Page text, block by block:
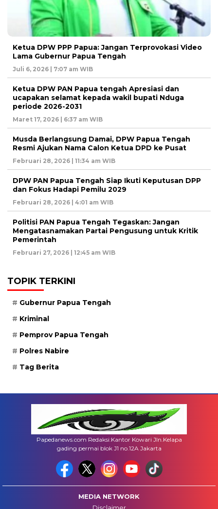
Ketua DPW PPP Papua: Jangan Terprovokasi Video
Lama Gubernur Papua Tengah
Juli 6, 2026 | 7:07 am WIB
Ketua DPW PAN Papua tengah Apresiasi dan
ucapakan selamat kepada wakil bupati Nduga
periode 2026-2031
Maret 17, 2026 | 6:37 am WIB
Musda Berlangsung Damai, DPW Papua Tengah
Resmi Ajukan Nama Calon Ketua DPD ke Pusat
Februari 28, 2026 | 11:34 am WIB
DPW PAN Papua Tengah Siap Ikuti Keputusan DPP
dan Fokus Hadapi Pemilu 2029
Februari 28, 2026 | 4:01 am WIB
Politisi PAN Papua Tengah Tegaskan: Jangan
Mengatasnamakan Partai Pengusung untuk Kritik
Pemerintah
Februari 27, 2026 | 12:45 am WIB
TOPIK TERKINI
Gubernur Papua Tengah
Kriminal
Pemprov Papua Tengah
Polres Nabire
Tag Berita
Papedanews.com Redaksi:Kantor Kowari Jln.Kelapa
gading permai blok J1 no.12A Jakarta
MEDIA NETWORK